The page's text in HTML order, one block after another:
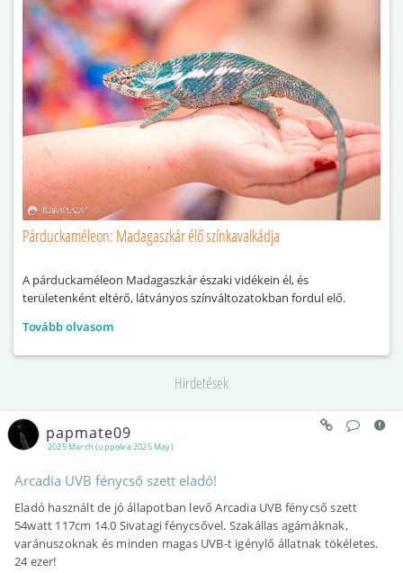
Párduckaméleon: Madagaszkár élő színkavalkádja
A párduckaméleon Madagaszkár északi vidékein él, és
területenként eltérő, látványos színváltozatokban fordul elő.
Tovább olvasom
Hirdetések
2025 March (uppolva 2025 May)
papmate09
Arcadia UVB fénycső szett eladó!
Eladó használt de jó állapotban levő Arcadia UVB fénycső szett
54watt 117cm 14.0 Sivatagi fénycsővel. Szakállas agámáknak,
varánuszoknak és minden magas UVB-t igénylő állatnak tökéletes.
24 ezer!